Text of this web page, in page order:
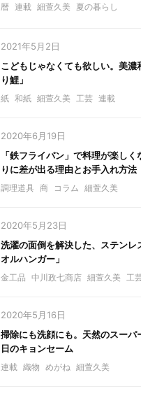
暦 連載 細萱久美 夏の暮らし
2021年5月2日
こどもじゃなくても欲しい。美濃
り鯉」
紙 和紙 細萱久美 工芸 連載
2020年6月19日
「鉄フライパン」で料理が楽し
りに差が出る理由とお手入れ方法
調理道具 商 コラム 細萱久美
2020年5月23日
洗濯の面倒を解決した、ステンレ
オルハンガー」
金工品 中川政七商店 細萱久美 工
2020年5月16日
掃除にも洗顔にも。天然のスーパ
日のキョンセーム
連載 織物 めがね 細萱久美